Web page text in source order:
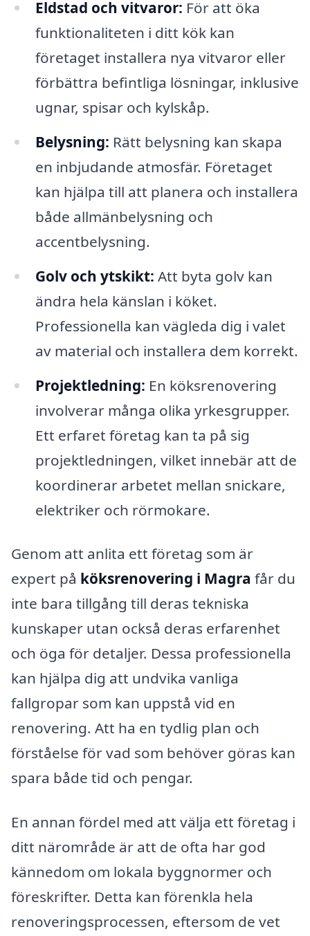
Eldstad och vitvaror: För att öka
funktionaliteten i ditt kök kan
företaget installera nya vitvaror eller
förbättra befintliga lösningar, inklusive
ugnar, spisar och kylskåp.
Belysning: Rätt belysning kan skapa
en inbjudande atmosfär. Företaget
kan hjälpa till att planera och installera
både allmänbelysning och
accentbelysning.
Golv och ytskikt: Att byta golv kan
ändra hela känslan i köket.
Professionella kan vägleda dig i valet
av material och installera dem korrekt.
Projektledning: En köksrenovering
involverar många olika yrkesgrupper.
Ett erfaret företag kan ta på sig
projektledningen, vilket innebär att de
koordinerar arbetet mellan snickare,
elektriker och rörmokare.
Genom att anlita ett företag som är
expert på köksrenovering i Magra får du
inte bara tillgång till deras tekniska
kunskaper utan också deras erfarenhet
och öga för detaljer. Dessa professionella
kan hjälpa dig att undvika vanliga
fallgropar som kan uppstå vid en
renovering. Att ha en tydlig plan och
förståelse för vad som behöver göras kan
spara både tid och pengar.
En annan fördel med att välja ett företag i
ditt närområde är att de ofta har god
kännedom om lokala byggnormer och
föreskrifter. Detta kan förenkla hela
renoveringsprocessen, eftersom de vet